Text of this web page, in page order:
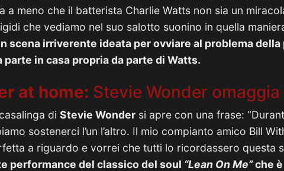
a meno che il batterista Charlie Watts non sia un
che vediamo nel suo salotto suonino in quella
scena irriverente ideata per ovviare al problema
parte in casa propria da parte di Watts.
at home: Stevie Wonder
di Stevie Wonder si apre con una frase:
sostenerci l’un l’altro. Il mio compianto amico Bill
a riguardo e vorrei che tutti lo ricordassero questa
performance del classico del soul “Lean On Me”che è